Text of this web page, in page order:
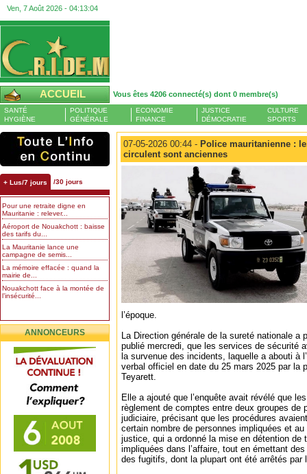
Ven, 7 Août 2026 - 04:13:05
ACCUEIL Vous êtes 4206 connecté(s) dont 0 membre(s)
SANTÉ
HYGIÈNE
POLITIQUE
GÉNÉRALE
ECONOMIE
FINANCE
JUSTICE
DÉMOCRATIE
CULTURE
SPORTS
+ Lus/7 jours /30 jours
Pour une retraite digne en
Mauritanie : relever...
Aéroport de Nouakchott : baisse
des tarifs du...
La Mauritanie lance une
campagne de semis...
La mémoire effacée : quand la
mairie de...
Nouakchott face à la montée de
l’insécurité...
ANNONCEURS
07-05-2026 00:44 - Police mauritanienne :
circulent sont anciennes
l’époque.
La Direction générale de la sureté nationale a
publié mercredi, que les services de sécurité
la survenue des incidents, laquelle a abouti à
verbal officiel en date du 25 mars 2025 par la
Teyarett.
Elle a ajouté que l’enquête avait révélé que
règlement de comptes entre deux groupes de
judiciaire, précisant que les procédures
certain nombre de personnes impliquées et
justice, qui a ordonné la mise en détention de
impliquées dans l’affaire, tout en émettant des
des fugitifs, dont la plupart ont été arrêtés par